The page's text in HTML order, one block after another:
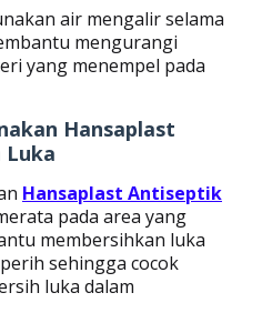
air mengalir selama
mengurangi
yang menempel pada
Hansaplast
Hansaplast Antiseptik
pada area yang
membersihkan luka
sehingga cocok
luka dalam